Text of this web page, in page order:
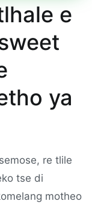
e
ya
re tlile
tse di
motheo